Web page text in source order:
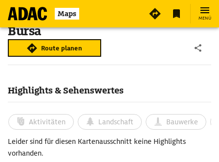
Maps MENÜ
Bursa
Route planen
Highlights & Sehenswertes
Aktivitäten Landschaft Bauwerke
Leider sind für diesen Kartenausschnitt keine Highlights
vorhanden.